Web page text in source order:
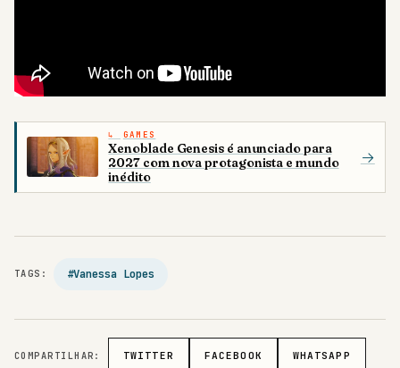
GAMES
Xenoblade Genesis é anunciado para
2027 com nova protagonista e mundo
inédito
→
TAGS: #Vanessa Lopes
COMPARTILHAR: TWITTER FACEBOOK WHATSAPP